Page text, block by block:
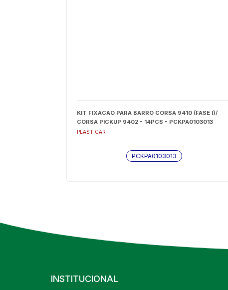
KIT FIXACAO PARA BARRO CORSA 9410 (FASE I)/
CORSA PICKUP 9402 - 14PCS - PCKPA0103013
PLAST CAR
PCKPA0103013
INSTITUCIONAL